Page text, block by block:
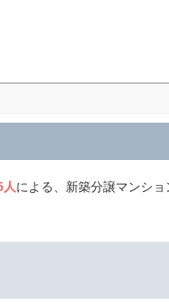
による、新築分譲マンシ